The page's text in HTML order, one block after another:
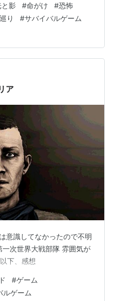
術の使い手にも、襲いか
た。 一つ目は、恐怖で
確かに、自分の使命を果
て、命を賭けて出向くの
れに、備えて、日常の鍛
ティブイメ…
と影 #命がけ #恐怖
り #サバイバルゲーム
ア
意識してなかったので不明
次世界大戦部隊 雰囲気が
下、感想
#ゲーム
ルゲーム